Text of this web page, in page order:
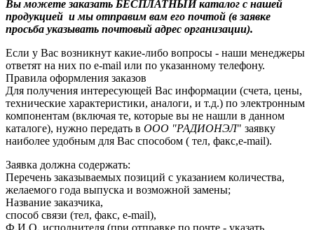
Вы можете заказать БЕСПЛАТНЫЙ каталог с нашей
продукцией и мы отправим вам его почтой (в заявке
просьба указывать почтовый адрес организации).
Если у Вас возникнут какие-либо вопросы - наши менеджеры
ответят на них по e-mail или по указанному телефону.
Правила оформления заказов
Для получения интересующей Вас информации (счета, цены,
технические характеристики, аналоги, и т.д.) по электронным
компонентам (включая те, которые вы не нашли в данном
каталоге), нужно передать в ООО "РАДИОНЭЛ" заявку
наиболее удобным для Вас способом ( тел, факс,e-mail).
Заявка должна содержать:
Перечень заказываемых позиций с указанием количества,
желаемого года выпуска и возможной замены;
Название заказчика,
способ связи (тел, факс, e-mail),
Ф.И.О. исполнителя (при отправке по почте - указать